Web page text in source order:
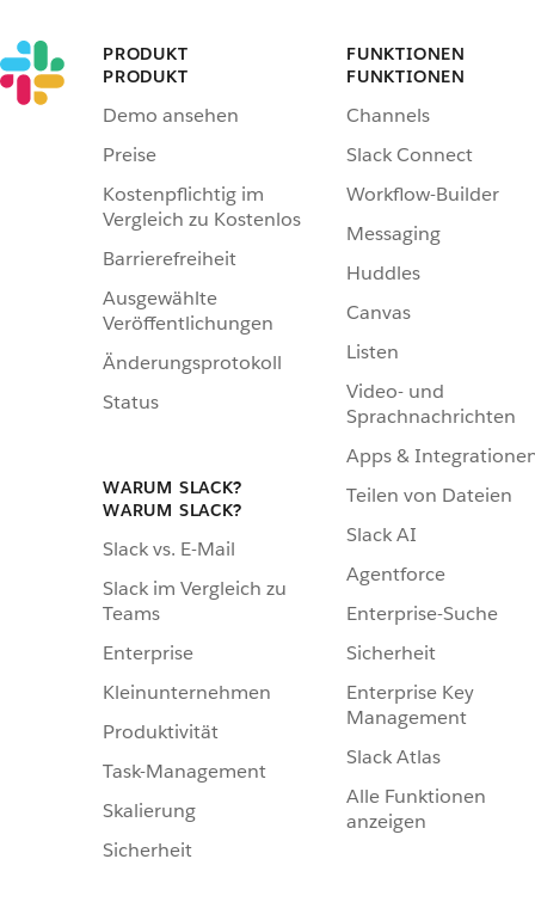
PRODUKT
PRODUKT
Demo ansehen
Preise
Kostenpflichtig im
Vergleich zu Kostenlos
Barrierefreiheit
Ausgewählte
Veröffentlichungen
Änderungsprotokoll
Status
WARUM SLACK?
WARUM SLACK?
Slack vs. E-Mail
Slack im Vergleich zu
Teams
Enterprise
Kleinunternehmen
Produktivität
Task-Management
Skalierung
Sicherheit
FUNKTIONEN
FUNKTIONEN
Channels
Slack Connect
Workflow-Builder
Messaging
Huddles
Canvas
Listen
Video- und
Sprachnachrichten
Apps &
Teilen von Dateien
Slack AI
Agentforce
Enterprise-Suche
Sicherheit
Enterprise Key
Management
Slack Atlas
Alle Funktionen
anzeigen